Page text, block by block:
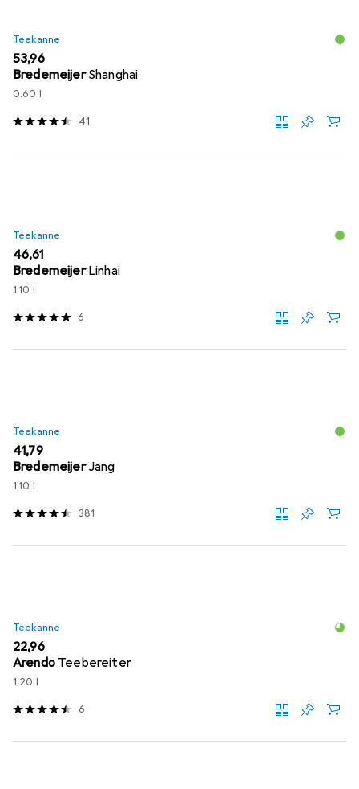
Teekanne
EUR
53,96
Bredemeijer Shanghai
0.60 l
41
Teekanne
EUR
46,61
Bredemeijer Linhai
1.10 l
6
Teekanne
EUR
41,79
Bredemeijer Jang
1.10 l
381
Teekanne
EUR
22,96
Arendo Teebereiter
1.20 l
6